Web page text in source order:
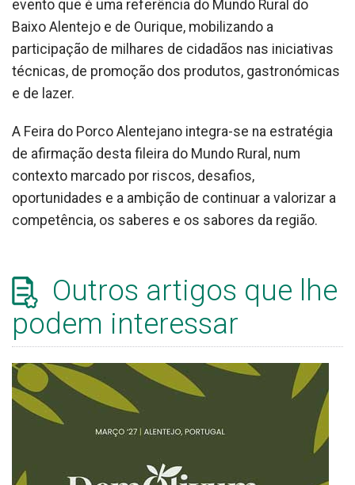
evento que é uma referência do Mundo Rural do
Baixo Alentejo e de Ourique, mobilizando a
participação de milhares de cidadãos nas iniciativas
técnicas, de promoção dos produtos, gastronómicas
e de lazer.
A Feira do Porco Alentejano integra-se na estratégia
de afirmação desta fileira do Mundo Rural, num
contexto marcado por riscos, desafios,
oportunidades e a ambição de continuar a valorizar a
competência, os saberes e os sabores da região.
Outros artigos que lhe
podem interessar